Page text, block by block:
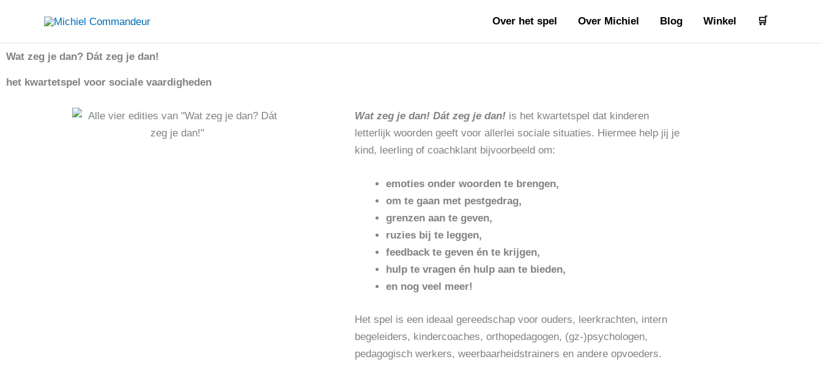
de
inhoud
Over het spel Over Michiel Blog Winkel 🛒
Wat zeg je dan? Dát zeg je dan!
het kwartetspel voor sociale vaardigheden
Wat zeg je dan! Dát zeg je dan! is het kwartetspel dat kinderen
letterlijk woorden geeft voor allerlei sociale situaties. Hiermee help jij je
kind, leerling of coachklant bijvoorbeeld om:
emoties onder woorden te brengen,
om te gaan met pestgedrag,
grenzen aan te geven,
ruzies bij te leggen,
feedback te geven én te krijgen,
hulp te vragen én hulp aan te bieden,
en nog veel meer!
Het spel is een ideaal gereedschap voor ouders, leerkrachten, intern
begeleiders, kindercoaches, orthopedagogen, (gz-)psychologen,
pedagogisch werkers, weerbaarheidstrainers en andere opvoeders.